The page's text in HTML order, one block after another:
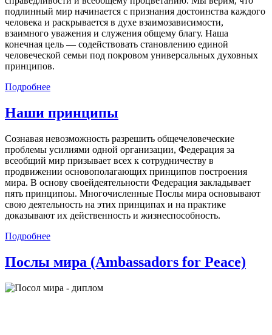
подлинный мир начинается с признания достоинства каждого
человека и раскрывается в духе взаимозависимости,
взаимного уважения и служения общему благу. Наша
конечная цель — содействовать становлению единой
человеческой семьи под покровом универсальных духовных
принципов.
Подробнее
Наши принципы
Сознавая невозможность разрешить общечеловеческие
проблемы усилиями одной организации, Федерация за
всеобщий мир призывает всех к сотрудничеству в
продвижении основополагающих принципов построения
мира. В основу своейдеятельности Федерация закладывает
пять принципоы. Многочисленные Послы мира основывают
свою деятельность на этих принципах и на практике
доказывают их действенность и жизнеспособность.
Подробнее
Послы мира (Ambassadors for Peace)